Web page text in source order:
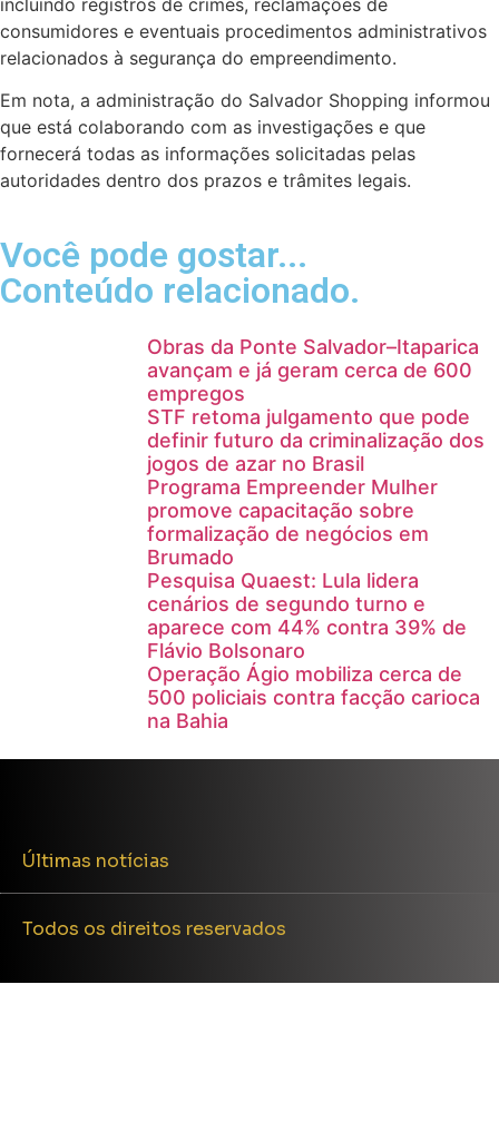
consumidores e eventuais procedimentos administrativos
relacionados à segurança do empreendimento.
Em nota, a administração do Salvador Shopping informou
que está colaborando com as investigações e que
fornecerá todas as informações solicitadas pelas
autoridades dentro dos prazos e trâmites legais.
Você pode gostar...
Conteúdo relacionado.
Obras da Ponte Salvador–Itaparica
avançam e já geram cerca de 600
empregos
STF retoma julgamento que pode
definir futuro da criminalização dos
jogos de azar no Brasil
Programa Empreender Mulher
promove capacitação sobre
formalização de negócios em
Brumado
Pesquisa Quaest: Lula lidera
cenários de segundo turno e
aparece com 44% contra 39% de
Flávio Bolsonaro
Operação Ágio mobiliza cerca de
500 policiais contra facção carioca
na Bahia
Últimas notícias
Todos os direitos reservados